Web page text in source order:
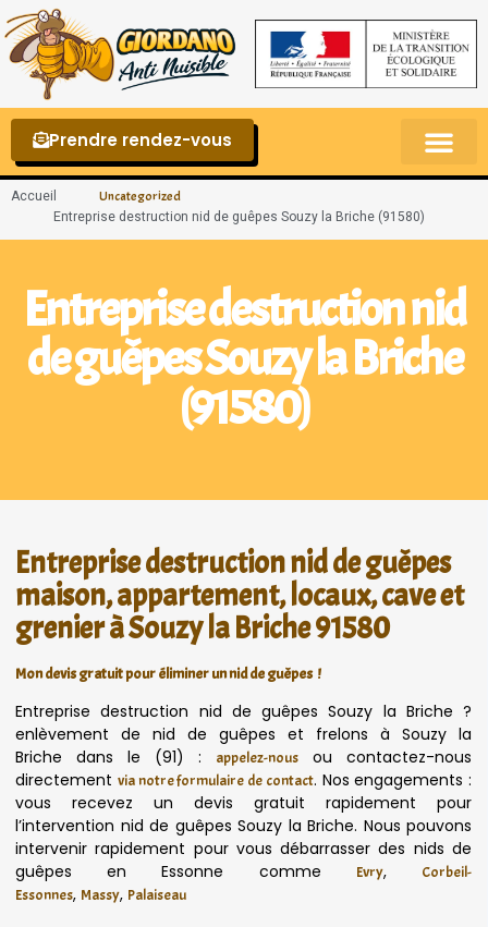
Prendre rendez-vous
Accueil Uncategorized
Entreprise destruction nid de guêpes Souzy la Briche (91580)
Entreprise destruction nid
de guêpes Souzy la Briche
(91580)
Entreprise destruction nid de guêpes
maison, appartement, locaux, cave et
grenier à Souzy la Briche 91580
Mon devis gratuit pour éliminer un nid de guêpes !
Entreprise destruction nid de guêpes Souzy la Briche ?
enlèvement de nid de guêpes et frelons à Souzy la
Briche dans le (91) :
appelez-nous ou contactez-nous
directement via notre formulaire de contact. Nos engagements :
vous recevez un devis gratuit rapidement pour
l’intervention nid de guêpes Souzy la Briche. Nous pouvons
intervenir rapidement pour vous débarrasser des nids de
guêpes en Essonne comme
Evry,
Corbeil-
Essonnes, Massy, Palaiseau